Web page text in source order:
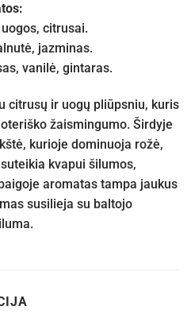
citrusai.
jazminas.
vanilė, gintaras.
citrusų ir uogų pliūpsniu, kuris
žaismingumo. Širdyje
kurioje dominuoja rožė,
kvapui šilumos,
aromatas tampa jaukus
susilieja su baltojo